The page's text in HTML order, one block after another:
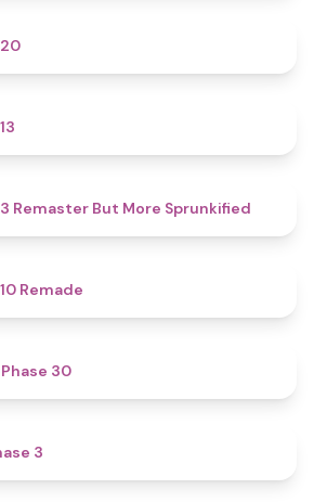
Remaster But More Sprunkified
Remade
30
3